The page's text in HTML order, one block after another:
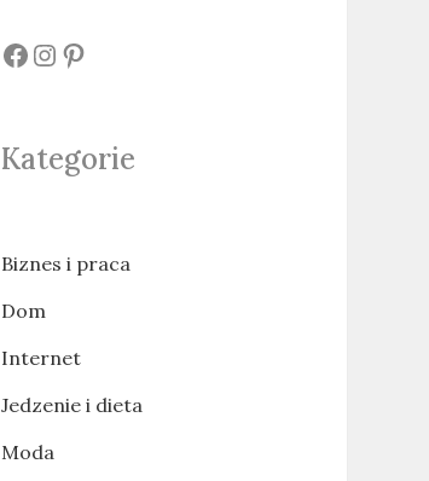
# # #
Kategorie
Biznes i praca
Dom
Internet
Jedzenie i dieta
Moda